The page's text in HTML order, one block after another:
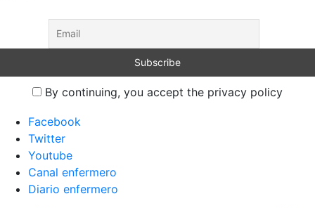
By continuing, you accept the privacy policy
Facebook
Twitter
Youtube
Canal enfermero
Diario enfermero